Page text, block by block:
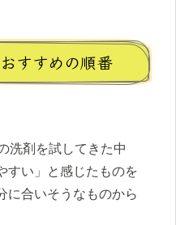
すすめの順番
洗剤を試してきた中
すい」と感じたものを
に合いそうなものから